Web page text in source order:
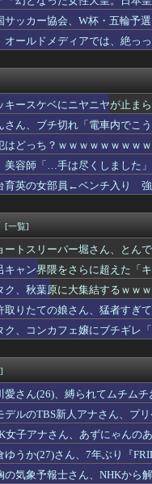
「神威を引いてくれサラダ。
6-4日本文理 大分商が中盤に
のHRダービーで見せた活躍
せろと言われ、彼女からア
、夫の求刑7年翌日に
から挑戦へ！モードアップ！
ーの松山氏、JUMP公式にブ
した！！ちゃんとMTだよ」
国民の財産を没収しはじめる
新8巻まですべて「50％ポイ
代の写真載せただけで悪意
後半35+6分に決勝弾!静岡学園
ブレイクに売上逆転される
枯渇してるの！」←いや既存
私「理想を少し下げたら？」
おっぱいがめちゃくちゃ
判断」 官房長官
気が低下・・・
ズOBホームランダービーに
の曲を良くするための見せ球
集結するｗｗｗｗ
パしたらｗｗｗｗｗｗｗｗ
｢最大65%オフサマーセール｣
、嘘をつかない」
に大型の謎ミサイル…ステル
、外番組で負け属性を発揮
性接待疑惑…大韓サッカー
から『ハグでもしてみっか
村、本当にヤバい…これ見て
おひさま阿鼻叫喚の展開に
サッカー協会、W杯・五輪予
オールドメディアでは、絶っ
キースケベにニヤニヤが止ま
さん、ブチ切れ「電車内でこ
はどっち？ｗｗｗｗｗｗｗｗ
美容師「…手は尽くしました
育英の女部員←ベンチ入り
[一覧]
ートスリーパー堀さん、と
キャン界隈をさらに超えた「
ク、秋葉原に大集結するｗｗ
取りたての娘さん、猛者すぎ
ク、コンカフェ嬢にブチギレ
愛さん(26)、縛られてムチム
デルのTBS新人アナさん、プ
女子アナさん、あずにゃんの
ゆうか(27)さん、7年ぶり『
の気象予報士さん、NHKから